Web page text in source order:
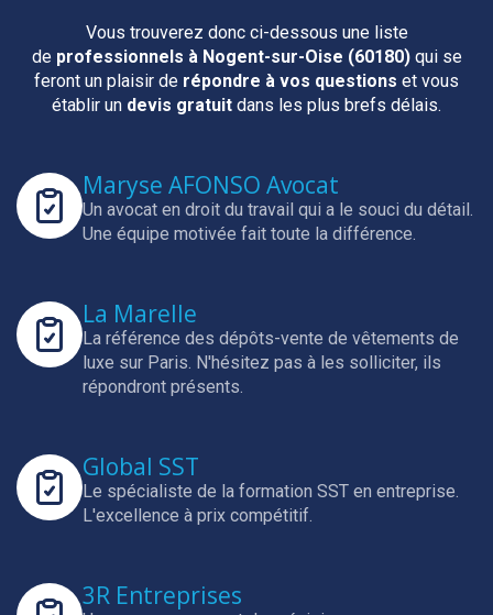
Vous trouverez donc ci-dessous une liste
de professionnels à Nogent-sur-Oise (60180)qui se
feront un plaisir de répondre à vos questions et vous
établir un devis gratuit dans les plus brefs délais.
Maryse AFONSO Avocat
Un avocat en droit du travail qui a le souci du détail.
Une équipe motivée fait toute la différence.
La Marelle
La référence des dépôts-vente de vêtements de
luxe sur Paris. N'hésitez pas à les solliciter, ils
répondront présents.
Global SST
Le spécialiste de la formation SST en entreprise.
L'excellence à prix compétitif.
3R Entreprises